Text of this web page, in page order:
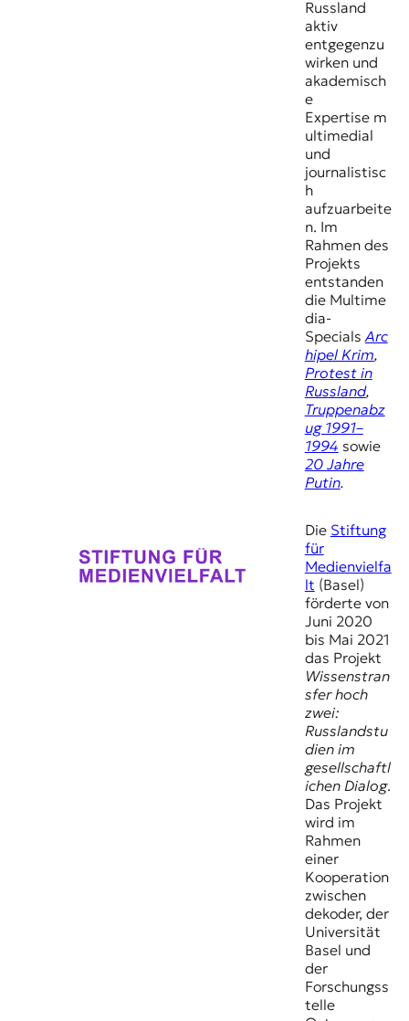
Russland
aktiv
entgegenzu
wirken und
akademisch
e
Expertise m
ultimedial
und
journalistisc
h
aufzuarbeite
n. Im
Rahmen des
Projekts
entstanden
die Multime
dia-
SpecialsArc
hipel Krim,
Protest in
Russland,
Truppenabz
ug 1991–
1994 sowie
20 Jahre
Putin.
Die Stiftung
für
Medienvielfa
lt (Basel)
förderte von
Juni 2020
bis Mai 2021
das Projekt
Wissenstran
sfer hoch
zwei:
Russlandstu
dien im
gesellschaftl
ichen Dialog.
Das Projekt
wird im
Rahmen
einer
Kooperation
zwischen
dekoder, der
Universität
Basel und
der
Forschungss
telle